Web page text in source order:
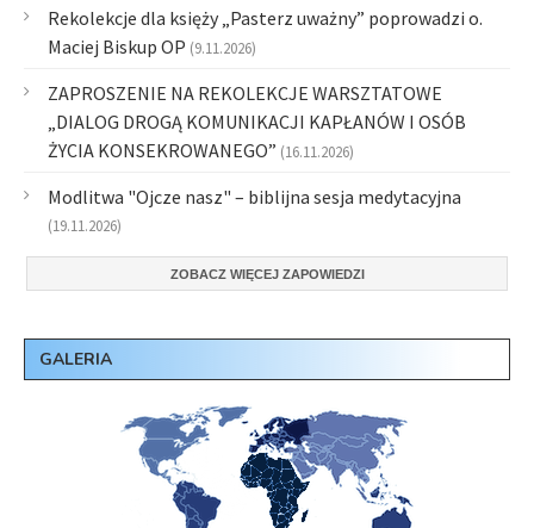
Rekolekcje dla księży „Pasterz uważny” poprowadzi o.
Maciej Biskup OP (9.11.2026)
ZAPROSZENIE NA REKOLEKCJE WARSZTATOWE
„DIALOG DROGĄ KOMUNIKACJI KAPŁANÓW I OSÓB
ŻYCIA KONSEKROWANEGO” (16.11.2026)
Modlitwa "Ojcze nasz" – biblijna sesja medytacyjna
(19.11.2026)
ZOBACZ WIĘCEJ ZAPOWIEDZI
GALERIA